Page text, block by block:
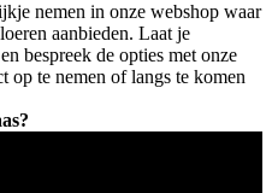
nemen in onze webshop waar
aanbieden. Laat je
bespreek de opties met onze
op te nemen of langs te komen